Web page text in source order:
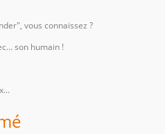
vous connaissez ?
son humain !